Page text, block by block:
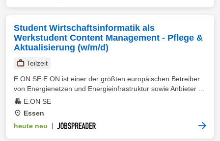
Student Wirtschaftsinformatik als
Werkstudent Content Management - Pflege &
Aktualisierung (w/m/d)
Teilzeit
E.ON SE E.ON ist einer der größten europäischen Betreiber
von Energienetzen und Energieinfrastruktur sowie Anbieter ...
E.ON SE
Essen
heute neu